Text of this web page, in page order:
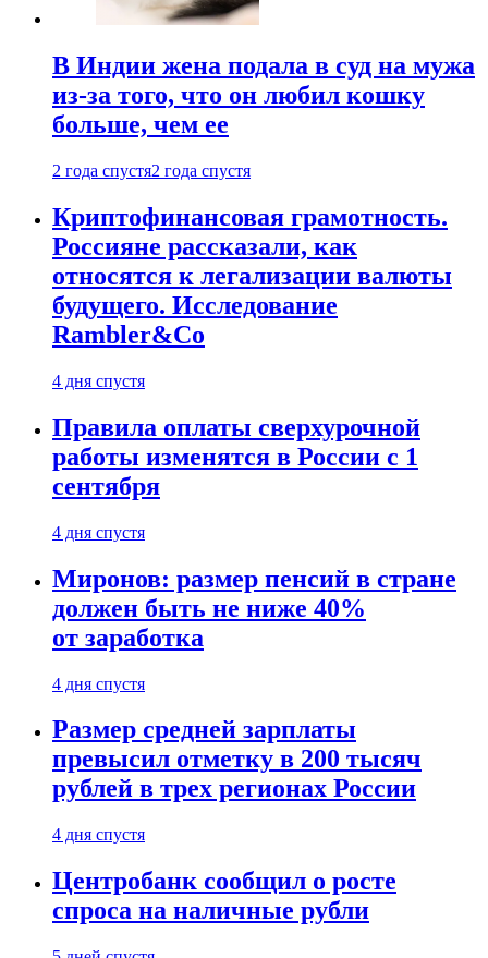
В Индии жена подала в суд на мужа
из-за того, что он любил кошку
больше, чем ее
2 года спустя2 года спустя
Криптофинансовая грамотность.
Россияне рассказали, как
относятся к легализации валюты
будущего. Исследование
Rambler&Co
4 дня спустя
Правила оплаты сверхурочной
работы изменятся в России с 1
сентября
4 дня спустя
Миронов: размер пенсий в стране
должен быть не ниже 40%
от заработка
4 дня спустя
Размер средней зарплаты
превысил отметку в 200 тысяч
рублей в трех регионах России
4 дня спустя
Центробанк сообщил о росте
спроса на наличные рубли